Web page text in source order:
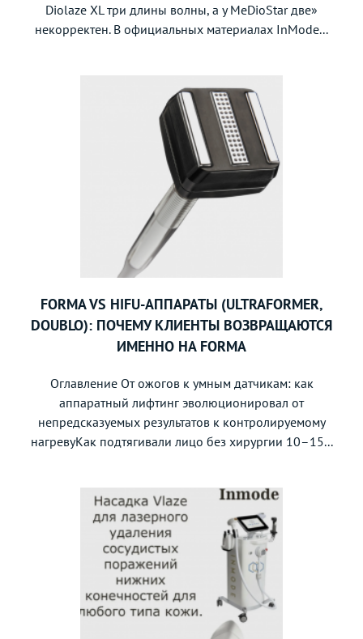
Diolaze XL три длины волны, а у MeDioStar две»
некорректен. В официальных материалах InMode...
FORMA VS HIFU-АППАРАТЫ (ULTRAFORMER,
DOUBLO): ПОЧЕМУ КЛИЕНТЫ ВОЗВРАЩАЮТСЯ
ИМЕННО НА FORMA
Оглавление От ожогов к умным датчикам: как
аппаратный лифтинг эволюционировал от
непредсказуемых результатов к контролируемому
нагревуКак подтягивали лицо без хирургии 10–15...